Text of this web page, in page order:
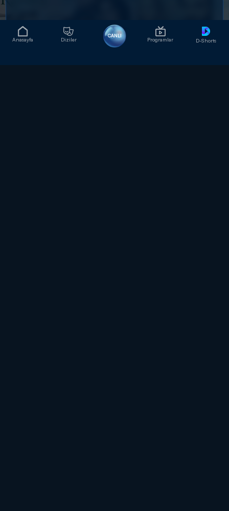
Anasayfa Diziler
CANLI
Programlar D-Shorts